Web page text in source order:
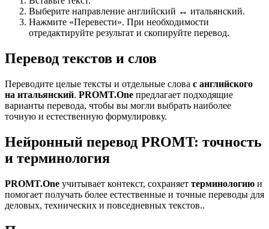
Выберите направление английский ↔ итальянский.
Нажмите «Перевести». При необходимости
отредактируйте результат и скопируйте перевод.
Перевод текстов и слов
Переводите целые тексты и отдельные слова с английского
на итальянский. PROMT.One предлагает подходящие
варианты перевода, чтобы вы могли выбрать наиболее
точную и естественную формулировку.
Нейронный перевод PROMT: точность
и терминология
PROMT.One учитывает контекст, сохраняет терминологию и
помогает получать более естественные и точные переводы для
деловых, технических и повседневных текстов..